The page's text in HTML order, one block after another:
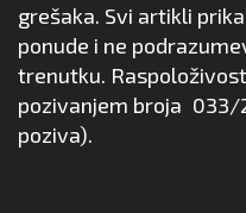
grešaka. Svi artikli
ponude i ne
trenutku.
pozivanjem broja 033/
poziva).